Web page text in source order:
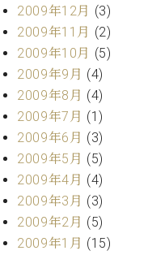
2009年12月 (3)
2009年11月 (2)
2009年10月 (5)
2009年9月 (4)
2009年8月 (4)
2009年7月 (1)
2009年6月 (3)
2009年5月 (5)
2009年4月 (4)
2009年3月 (3)
2009年2月 (5)
2009年1月 (15)